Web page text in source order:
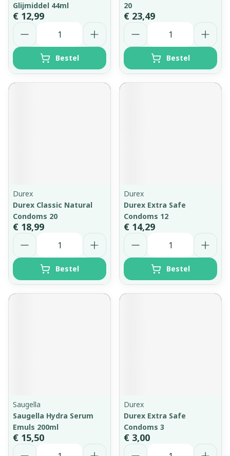
Glijmiddel 44ml
€ 12,99
Aantal
Bestel
20
€ 23,49
Aantal
Bestel
Durex
Durex Classic Natural
Condoms 20
€ 18,99
Aantal
Bestel
Durex
Durex Extra Safe
Condoms 12
€ 14,29
Aantal
Bestel
Saugella
Saugella Hydra Serum
Emuls 200ml
€ 15,50
Aantal
Durex
Durex Extra Safe
Condoms 3
€ 3,00
Aantal